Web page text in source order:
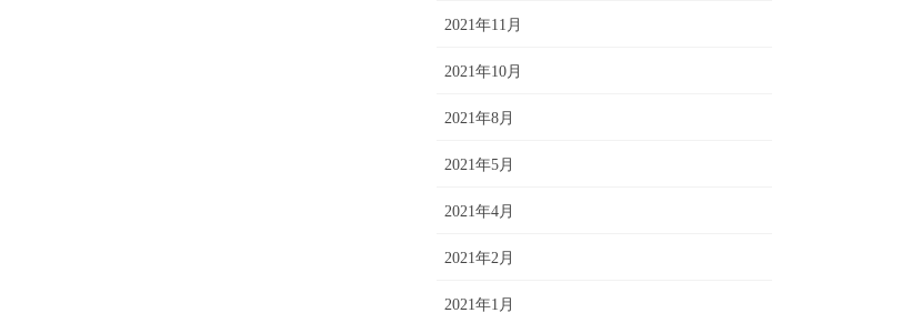
2021年11月
2021年10月
2021年8月
2021年5月
2021年4月
2021年2月
2021年1月